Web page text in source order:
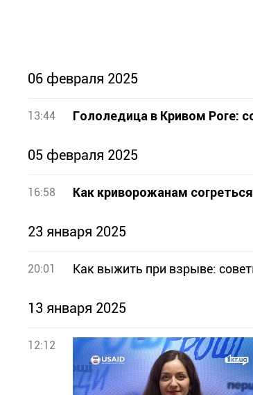
06 февраля 2025
13:44 Гололедица в Кривом Роге:
05 февраля 2025
16:58 Как криворожанам
23 января 2025
20:01 Как выжить при взрыве:
13 января 2025
12:12